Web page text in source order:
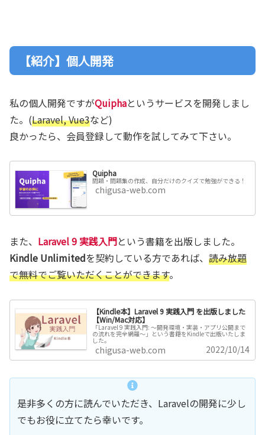
【紹介】個人開発
私の個人開発ですがQuiphaというサービスを開発しまし
た。(Laravel, Vue3など)
良かったら、会員登録して動作を試してみて下さい。
Quipha
問題・問題集の作成、自分だけのクイズで勉強ができる！
chigusa-web.com
また、 Laravel 9 実践入門という書籍を出版しました。
Kindle Unlimitedを契約している方であれば、 読み放題
で無料でご覧いただくことができます。
【Kindle本】Laravel 9 実践入門 を出版しました
【Win/Mac対応】
「Laravel 9 実践入門: ～開発環境・実装・アプリ公開まで
の流れを完全網羅～」という書籍をKindleで出版いたしま
した。
chigusa-web.com 2022/10/14
是非多くの方に読んでいただき、Laravelの開発に少し
でもお役に立てたら幸いです。